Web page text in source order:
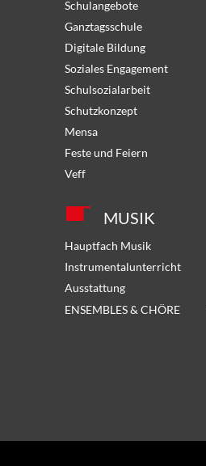
Schulangebote
Ganztagsschule
Digitale Bildung
Soziales Engagement
Schulsozialarbeit
Schutzkonzept
Mensa
Feste und Feiern
Veff
MUSIK
Hauptfach Musik
Instrumentalunterricht
Ausstattung
ENSEMBLES & CHÖRE